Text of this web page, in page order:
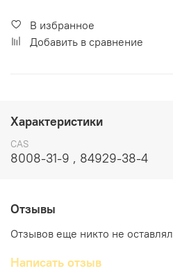
В избранное
Добавить в сравнение
Характеристики
CAS
8008-31-9 , 84929-38-4
Отзывы
Отзывов еще никто не оставлял
Написать отзыв